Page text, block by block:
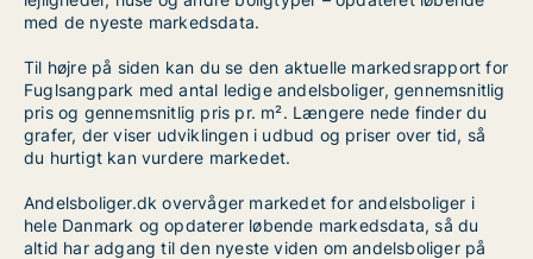
med de nyeste markedsdata.
Til højre på siden kan du se den aktuelle markedsrapport for
Fuglsangpark med antal ledige andelsboliger, gennemsnitlig
pris og gennemsnitlig pris pr. m². Længere nede finder du
grafer, der viser udviklingen i udbud og priser over tid, så
du hurtigt kan vurdere markedet.
Andelsboliger.dk overvåger markedet for andelsboliger i
hele Danmark og opdaterer løbende markedsdata, så du
altid har adgang til den nyeste viden om andelsboliger på